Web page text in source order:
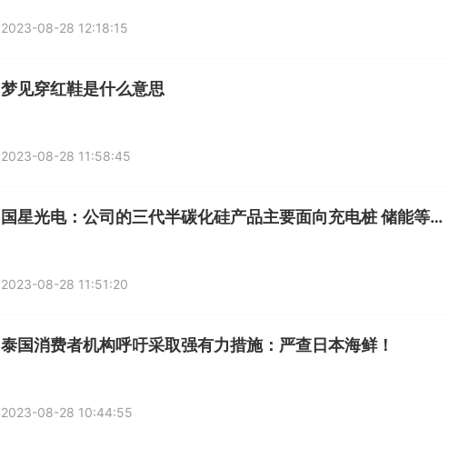
2023-08-28 12:18:15
梦见穿红鞋是什么意思
2023-08-28 11:58:45
国星光电：公司的三代半碳化硅产品主要面向充电桩 储能等领域
2023-08-28 11:51:20
泰国消费者机构呼吁采取强有力措施：严查日本海鲜！
2023-08-28 10:44:55